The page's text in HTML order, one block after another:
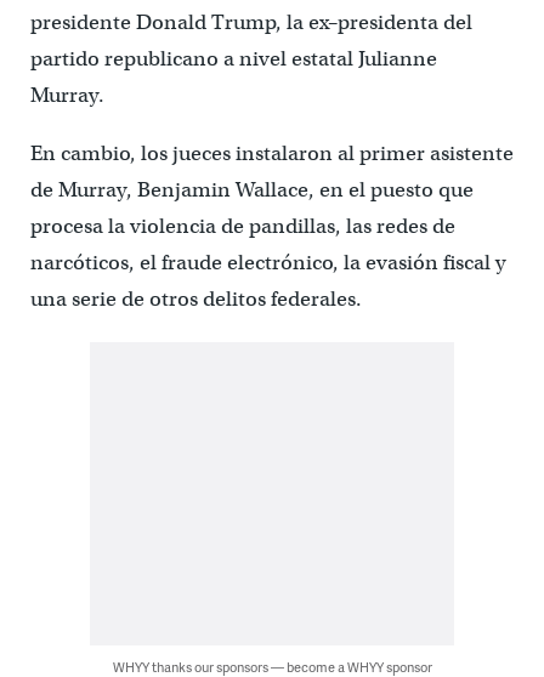
presidente Donald Trump, la ex–presidenta del
partido republicano a nivel estatal Julianne
Murray.
En cambio, los jueces instalaron al primer asistente
de Murray, Benjamin Wallace, en el puesto que
procesa la violencia de pandillas, las redes de
narcóticos, el fraude electrónico, la evasión fiscal y
una serie de otros delitos federales.
WHYY thanks our sponsors — become a WHYY sponsor